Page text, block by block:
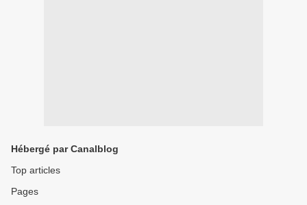
Hébergé par Canalblog
Top articles
Pages